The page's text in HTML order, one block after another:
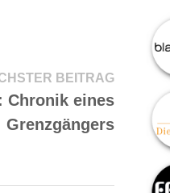
BEITRAGNächster
Chronik eines
Grenzgängers